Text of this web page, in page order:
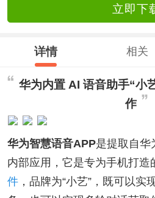
立即下
详情 相关
华为内置 AI 语音助手“小
作
华为智慧语音APP是提取自华
内部应用，它是专为手机打造
件，品牌为“小艺”，既可以实